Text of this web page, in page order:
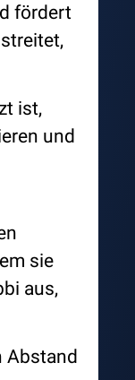
fördert
ist,
und
sie
aus,
Abstand